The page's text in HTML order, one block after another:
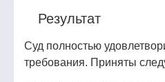
Результат
Суд полностью
требования. Приняты